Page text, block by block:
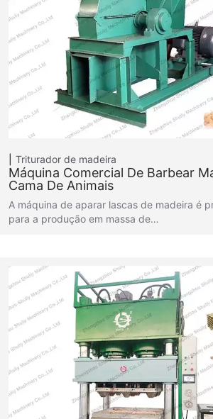
Triturador de madeira
Máquina Comercial De Barbear
Cama De Animais
A máquina de aparar lascas de madeira é
para a produção em massa de…